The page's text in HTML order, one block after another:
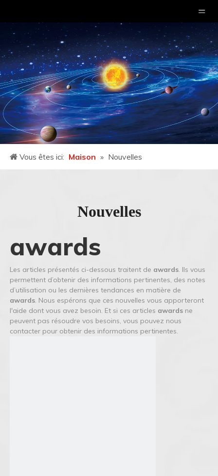
Vous êtes ici: Maison » Nouvelles
Nouvelles
awards
Les articles présentés ci-dessous traitent de awards. Ils vous
permettent d’obtenir des informations pertinentes, des notes
d’utilisation ou les dernières tendances en matière de
awards. Nous espérons que ces nouvelles vous apporteront
l'aide dont vous avez besoin. Et si ces articles awards ne
peuvent pas résoudre vos besoins, vous pouvez nous
contacter pour obtenir des informations pertinentes.